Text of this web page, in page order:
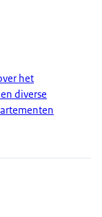
het
diverse